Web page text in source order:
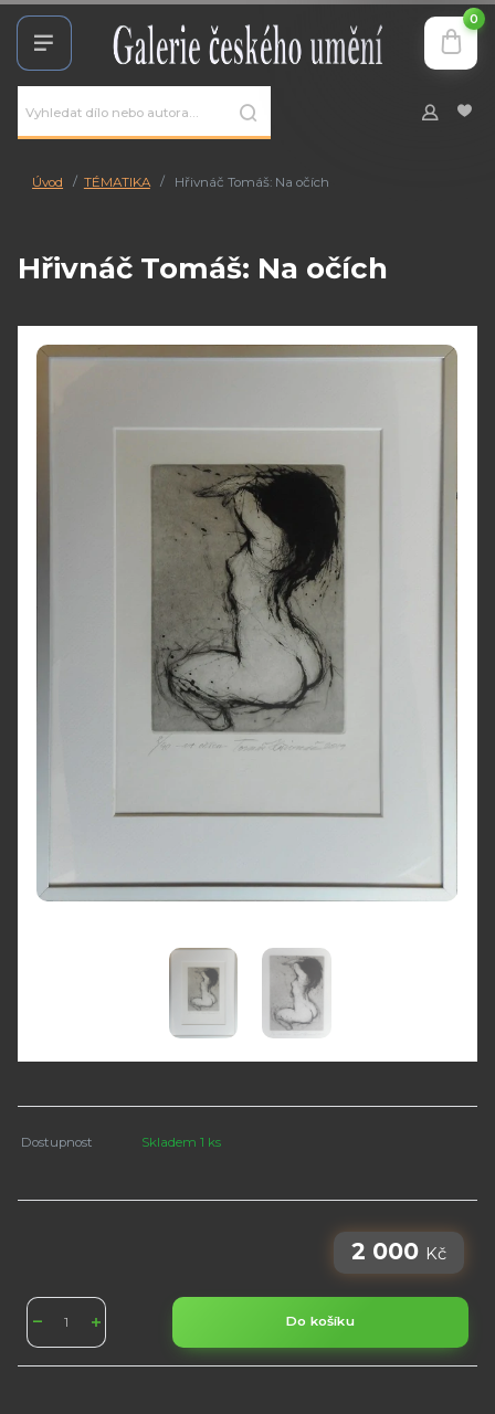
0
Úvod TÉMATIKA Hřivnáč Tomáš: Na očích
Hřivnáč Tomáš: Na očích
Dostupnost Skladem 1 ks
2 000 Kč
Do košíku